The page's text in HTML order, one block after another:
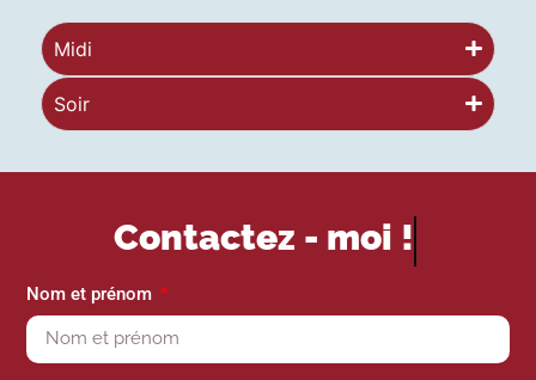
Midi
Soir
Contactez - moi !
Nom et prénom